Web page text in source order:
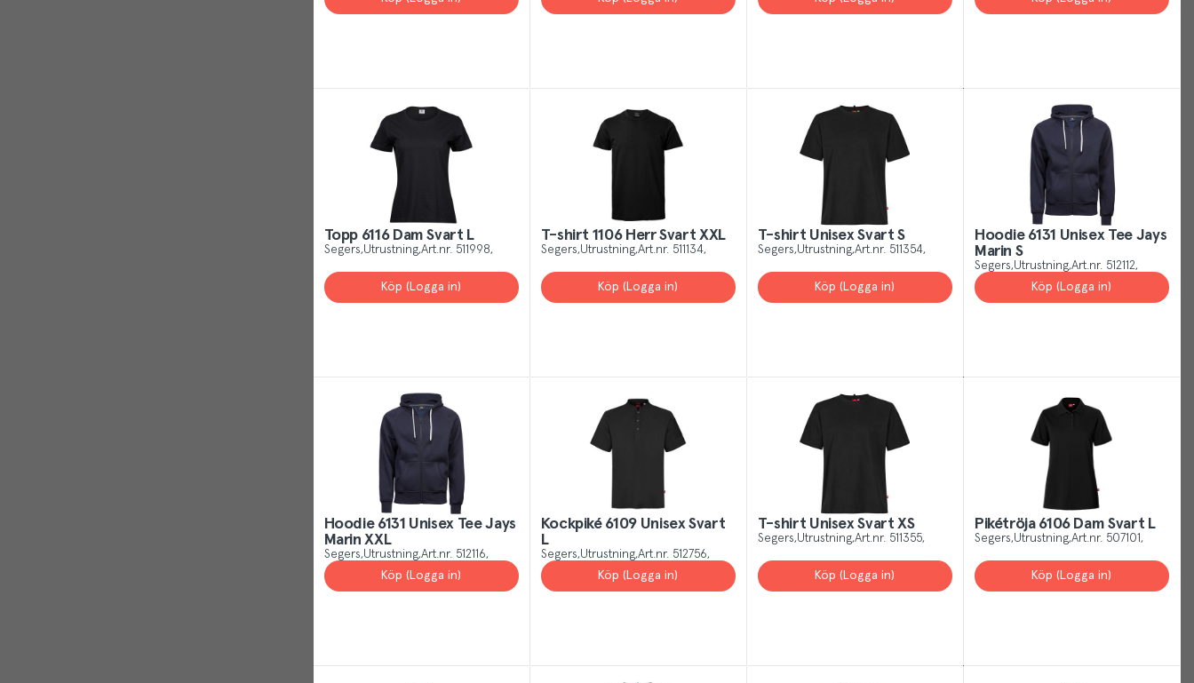
Topp 6116 Dam Svart L
Segers Utrustning Art.nr. 511998
Köp (Logga in)
T-shirt 1106 Herr Svart XXL
Segers Utrustning Art.nr. 511134
Köp (Logga in)
T-shirt Unisex Svart S
Segers Utrustning Art.nr. 511354
Köp (Logga in)
Hoodie 6131 Unisex Tee Jays
Marin S
Segers Utrustning Art.nr. 512112
Köp (Logga in)
Hoodie 6131 Unisex Tee Jays
Marin XXL
Segers Utrustning Art.nr. 512116
Köp (Logga in)
Kockpiké 6109 Unisex Svart
L
Segers Utrustning Art.nr. 512756
Köp (Logga in)
T-shirt Unisex Svart XS
Segers Utrustning Art.nr. 511355
Köp (Logga in)
Pikétröja 6106 Dam Svart L
Segers Utrustning Art.nr. 507101
Köp (Logga in)
you
possible,
helping
what
relevant
and
at
any
time
or
visit